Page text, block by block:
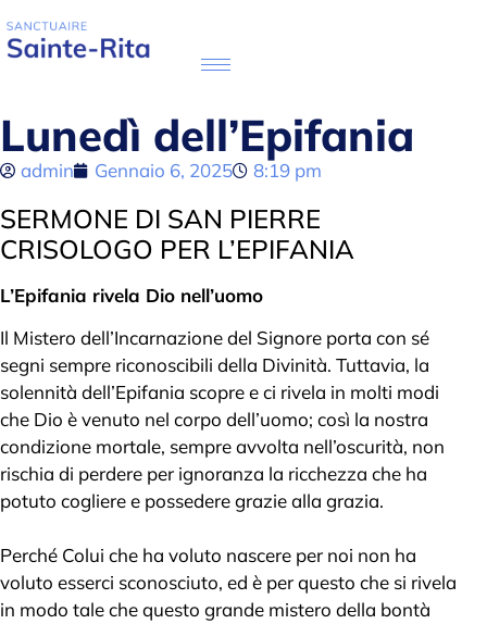
Lunedì dell’Epifania
admin Gennaio 6, 2025 8:19 pm
SERMONE DI SAN PIERRE
CRISOLOGO PER L’EPIFANIA
L’Epifania rivela Dio nell’uomo
Il Mistero dell’Incarnazione del Signore porta con sé
segni sempre riconoscibili della Divinità. Tuttavia, la
solennità dell’Epifania scopre e ci rivela in molti modi
che Dio è venuto nel corpo dell’uomo; così la nostra
condizione mortale, sempre avvolta nell’oscurità, non
rischia di perdere per ignoranza la ricchezza che ha
potuto cogliere e possedere grazie alla grazia.
Perché Colui che ha voluto nascere per noi non ha
voluto esserci sconosciuto, ed è per questo che si rivela
in modo tale che questo grande mistero della bontà